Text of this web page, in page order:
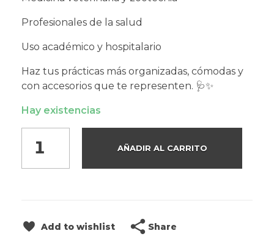
Profesionales de la salud
Uso académico y hospitalario
Haz tus prácticas más organizadas, cómodas y
con accesorios que te representen. 🩺✨
Hay existencias
AÑADIR AL CARRITO
Add to wishlist Share